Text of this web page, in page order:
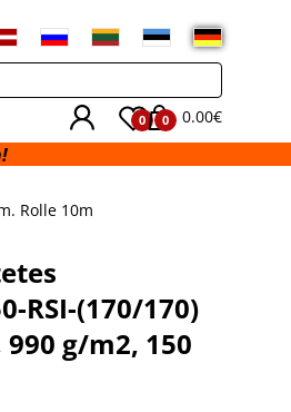
0 0 0.00€
Rolle 10m
RSI-(170/170)
g/m2, 150